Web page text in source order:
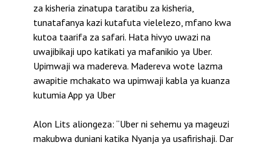
za kisheria zinatupa taratibu za kisheria,
tunatafanya kazi kutafuta vielelezo, mfano kwa
kutoa taarifa za safari. Hata hivyo uwazi na
uwajibikaji upo katikati ya mafanikio ya Uber.
Upimwaji wa madereva. Madereva wote lazma
awapitie mchakato wa upimwaji kabla ya kuanza
kutumia App ya Uber
Alon Lits aliongeza: “Uber ni sehemu ya mageuzi
makubwa duniani katika Nyanja ya usafirishaji. Dar